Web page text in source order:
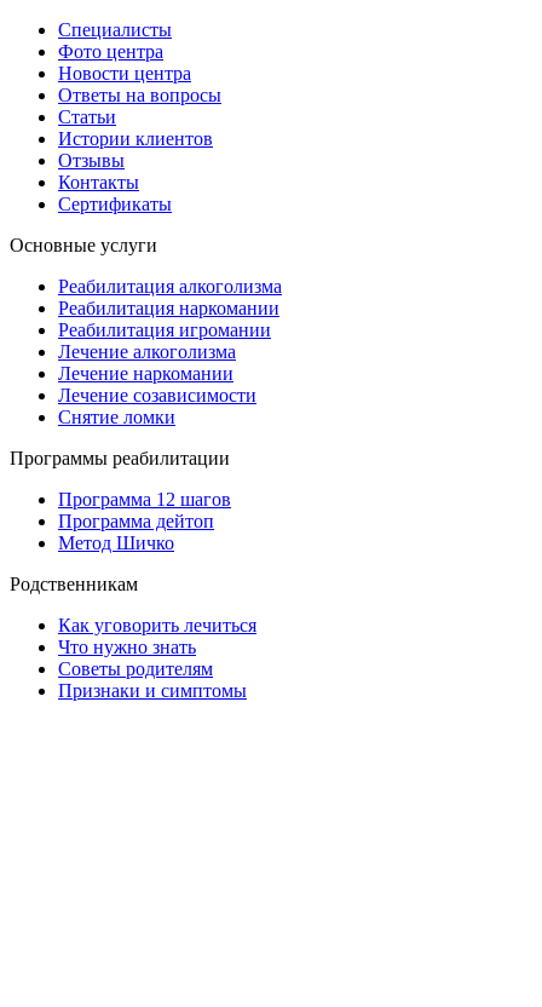
Специалисты
Фото центра
Новости центра
Ответы на вопросы
Статьи
Истории клиентов
Отзывы
Контакты
Сертификаты
Основные услуги
Реабилитация алкоголизма
Реабилитация наркомании
Реабилитация игромании
Лечение алкоголизма
Лечение наркомании
Лечение созависимости
Снятие ломки
Программы реабилитации
Программа 12 шагов
Программа дейтоп
Метод Шичко
Родственникам
Как уговорить лечиться
Что нужно знать
Советы родителям
Признаки и симптомы